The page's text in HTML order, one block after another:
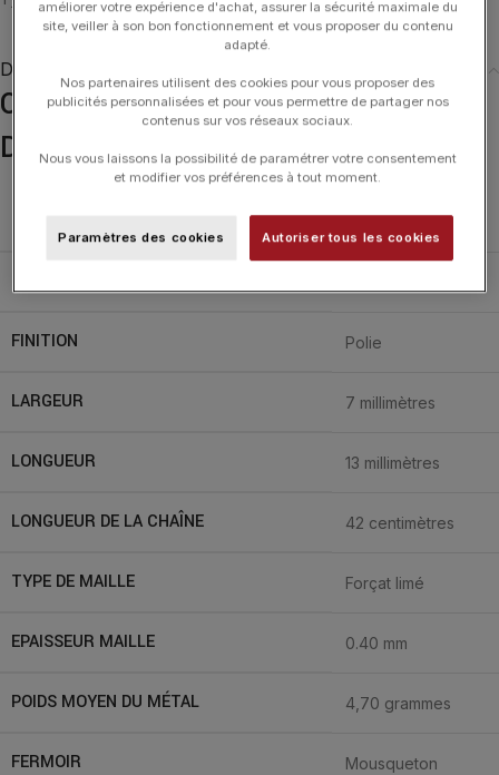
Description
Collier Arthus Bertrand Ruban
Diamant Or Jaune
J10517X000
FINITION Polie
LARGEUR 7 millimètres
LONGUEUR 13 millimètres
LONGUEUR DE LA CHAÎNE 42 centimètres
TYPE DE MAILLE Forçat limé
EPAISSEUR MAILLE 0.40 mm
POIDS MOYEN DU MÉTAL 4,70 grammes
FERMOIR Mousqueton
améliorer votre expérience d'achat, assurer la sécurité maximale du
site, veiller à son bon fonctionnement et vous proposer du contenu
adapté.
Nos partenaires utilisent des cookies pour vous proposer des
publicités personnalisées et pour vous permettre de partager nos
contenus sur vos réseaux sociaux.
Nous vous laissons la possibilité de paramétrer votre consentement
et modifier vos préférences à tout moment.
Paramètres des cookies Autoriser tous les cookies